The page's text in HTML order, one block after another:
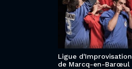
Ligue d'Improvisation
de Marcq-en-Barœul